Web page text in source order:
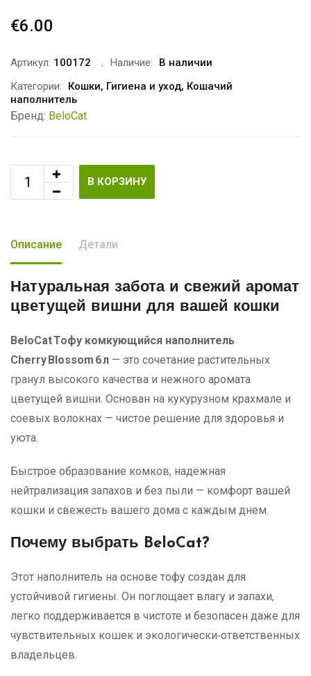
€6.00
Артикул: 100172 Наличие:
В наличии
Категории:
Кошки, Гигиена и уход, Кошачий
наполнитель
Бренд: BeloCat
В КОРЗИНУ
Описание Детали
Натуральная забота и свежий аромат
цветущей вишни для вашей кошки
BeloCat Тофу комкующийся наполнитель
Cherry Blossom 6 л — это сочетание растительных
гранул высокого качества и нежного аромата
цветущей вишни. Основан на кукурузном крахмале и
соевых волокнах — чистое решение для здоровья и
уюта.
Быстрое образование комков, надёжная
нейтрализация запахов и без пыли — комфорт вашей
кошки и свежесть вашего дома с каждым днем.
Почему выбрать BeloCat?
Этот наполнитель на основе тофу создан для
устойчивой гигиены. Он поглощает влагу и запахи,
легко поддерживается в чистоте и безопасен даже для
чувствительных кошек и экологически‑ответственных
владельцев.